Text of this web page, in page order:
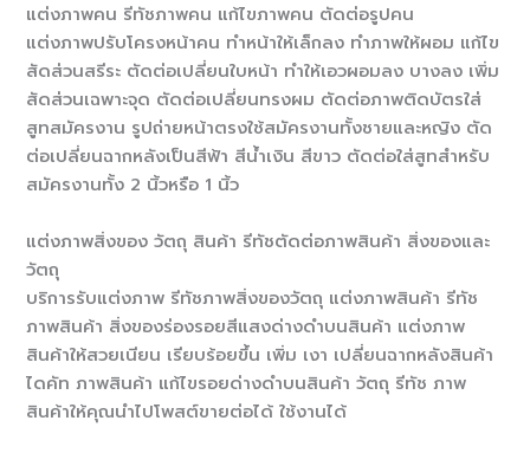
แต่งภาพคน รีทัชภาพคน แก้ไขภาพคน ตัดต่อรูปคน
แต่งภาพปรับโครงหน้าคน ทำหน้าให้เล็กลง ทำภาพให้ผอม แก้ไข
สัดส่วนสรีระ ตัดต่อเปลี่ยนใบหน้า ทำให้เอวผอมลง บางลง เพิ่ม
สัดส่วนเฉพาะจุด ตัดต่อเปลี่ยนทรงผม ตัดต่อภาพติดบัตรใส่
สูทสมัครงาน รูปถ่ายหน้าตรงใช้สมัครงานทั้งชายและหญิง ตัด
ต่อเปลี่ยนฉากหลังเป็นสีฟ้า สีน้ำเงิน สีขาว ตัดต่อใส่สูทสำหรับ
สมัครงานทั้ง 2 นิ้วหรือ 1 นิ้ว
แต่งภาพสิ่งของ วัตถุ สินค้า รีทัชตัดต่อภาพสินค้า สิ่งของและ
วัตถุ
บริการรับแต่งภาพ รีทัชภาพสิ่งของวัตถุ แต่งภาพสินค้า รีทัช
ภาพสินค้า สิ่งของร่องรอยสีแสงด่างดำบนสินค้า แต่งภาพ
สินค้าให้สวยเนียน เรียบร้อยขึ้น เพิ่ม เงา เปลี่ยนฉากหลังสินค้า
ไดคัท ภาพสินค้า แก้ไขรอยด่างดำบนสินค้า วัตถุ รีทัช ภาพ
สินค้าให้คุณนำไปโพสต์ขายต่อได้ ใช้งานได้